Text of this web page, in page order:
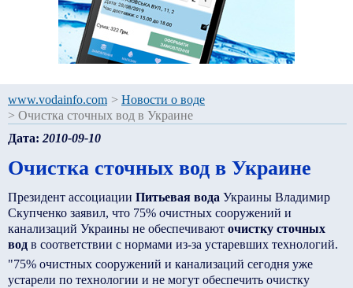
www.vodainfo.com > Новости о воде
> Очистка сточных вод в Украине
Дата: 2010-09-10
Очистка сточных вод в Украине
Президент ассоциации Питьевая вода Украины Владимир
Скупченко заявил, что 75% очистных сооружений и
канализаций Украины не обеспечивают очистку сточных
вод в соответствии с нормами из-за устаревших технологий.
"75% очистных сооружений и канализаций сегодня уже
устарели по технологии и не могут обеспечить очистку